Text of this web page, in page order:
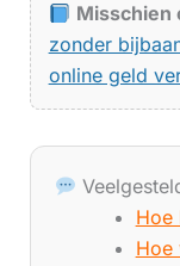
Misschien
zonder
online geld
Hoe
Hoe